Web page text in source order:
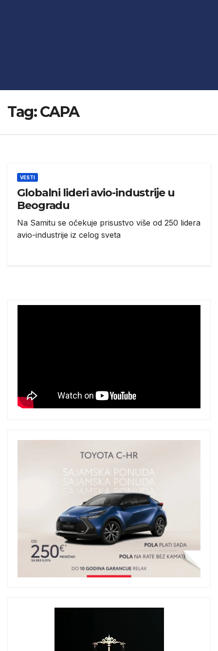
Tag:CAPA
VESTI
Globalni lideri avio-industrije u
Beogradu
Na Samitu se očekuje prisustvo više od 250 lidera
avio-industrije iz celog sveta